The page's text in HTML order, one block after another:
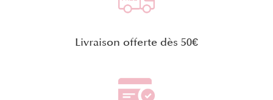
Livraison offerte dès 50€